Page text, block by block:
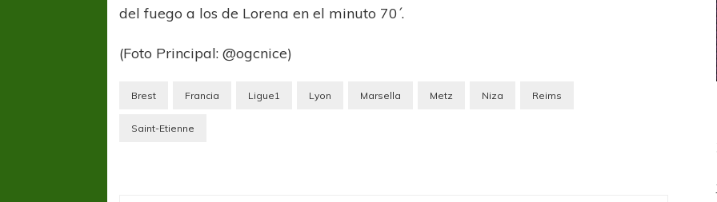
del fuego a los de Lorena en el minuto 70´.
(Foto Principal: @ogcnice)
Brest Francia Ligue1 Lyon Marsella Metz Niza Reims
Saint-Etienne